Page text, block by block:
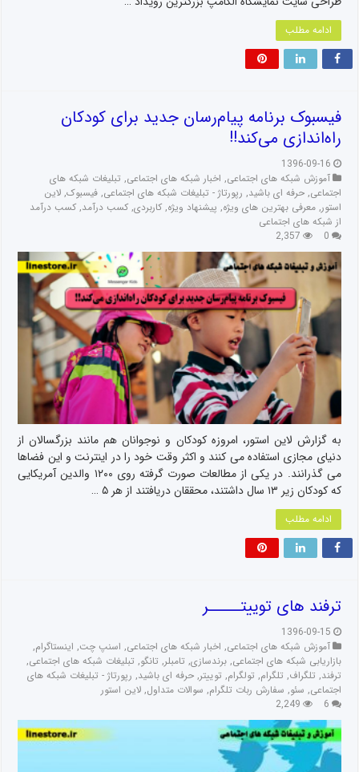
ادامه مطلب
فیسبوک برنامه پیام‌رسان جدید برای کودکان
راه‌اندازی می‌کند!!
1396-09-16
آموزش شبکه های اجتماعی, اخبار شبکه های اجتماعی, تبلیغات شبکه های
اجتماعی, حرفه ای باشید, رپورتاژ - تبلیغات شبکه های اجتماعی, فیسبوک, لاین
استور, معرفی بهترین های ویژه, پیشنهاد ویژه, کاربردی, کسب درآمد, کسب درآمد
از شبکه های اجتماعی
0
2,357
به گزارش لاین استور، امروزه کودکان و نوجوانان هم مانند بزرگسالان از
دنیای مجازی استفاده می کنند و اکثر وقت خود را در اینترنت و این فضاها
می گذرانند. در یکی از مطالعات صورت گرفته روی ۱۲۰۰ والدین آمریکایی
که کودکان زیر ۱۳ سال داشتند، محققان دریافتند از هر ۵ …
ادامه مطلب
ترفند های توییتـــــر
1396-09-15
آموزش شبکه های اجتماعی, اخبار شبکه های اجتماعی, اسنپ چت, اینستاگرام,
بازاریابی شبکه های اجتماعی, برندسازی, تامبلر, تانگو, تبلیغات شبکه های اجتماعی,
ترفند, تلگراف, تلگرام, تولگرام, توییتر, حرفه ای باشید, رپورتاژ - تبلیغات شبکه های
اجتماعی, سئو, سفارش ربات تلگرام, سوالات متداول, لاین استور
6
2,249